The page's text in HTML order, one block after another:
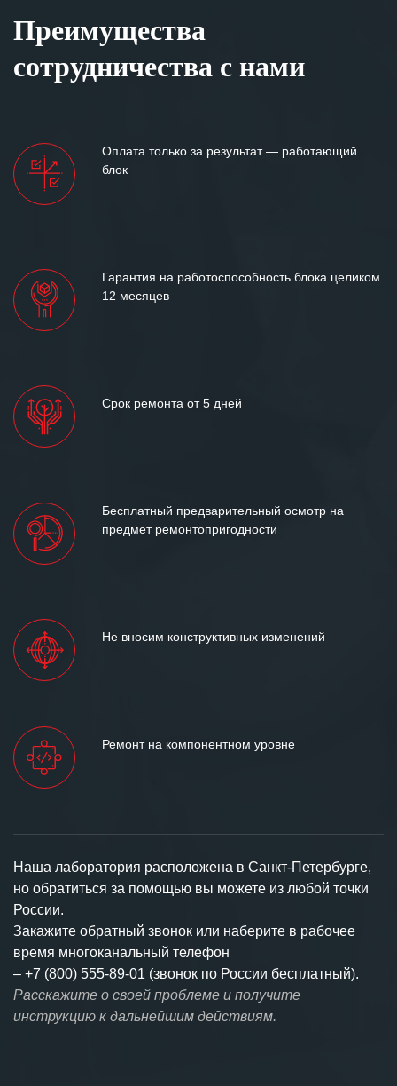
Преимущества
сотрудничества с нами
Оплата только за результат — работающий
блок
Гарантия на работоспособность блока целиком
12 месяцев
Срок ремонта от 5 дней
Бесплатный предварительный осмотр на
предмет ремонтопригодности
Не вносим конструктивных изменений
Ремонт на компонентном уровне
Наша лаборатория расположена в Санкт-Петербурге,
но обратиться за помощью вы можете из любой точки
России.
Закажите обратный звонок или наберите в рабочее
время многоканальный телефон
– +7 (800) 555-89-01 (звонок по России бесплатный).
Расскажите о своей проблеме и получите
инструкцию к дальнейшим действиям.